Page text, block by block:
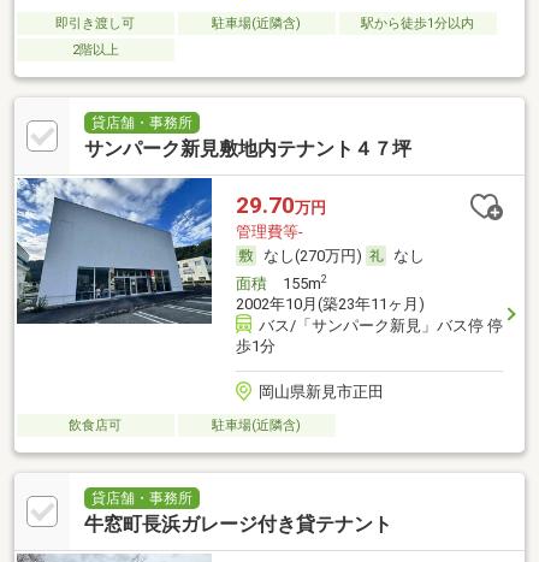
即引き渡し可 駐車場(近隣含)
駅から徒歩1分以内
2階以上
貸店舗・事務所
サンパーク新見敷地内テナント４７坪
29.70万円
管理費等-
なし(270万円)
なし
面積155m2
2002年10月(築23年11ヶ月)
バス/「サンパーク新見」バス停 停
歩1分
岡山県新見市正田
飲食店可 駐車場(近隣含)
貸店舗・事務所
牛窓町長浜ガレージ付き貸テナント